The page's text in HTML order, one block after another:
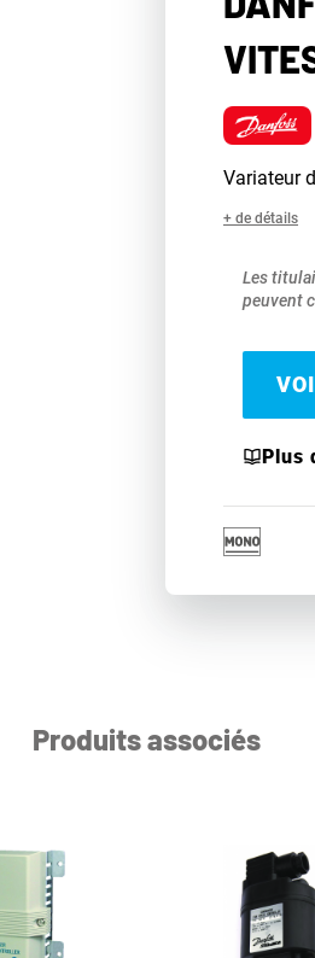
Variateur
+ de détails
Les
peuvent
Plus
Produits associés